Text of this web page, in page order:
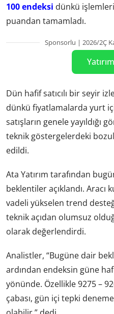
100 endeksi dünkü
puandan tamamladı.
Sponsorlu | 2026/2Ç
Dün hafif satıcılı bir seyir
dünkü fiyatlamalarda yurt
satışların genele yayıldığı
teknik göstergelerdeki
edildi.
Ata Yatırım tarafından
beklentiler açıklandı.
vadeli yükselen trend
teknik açıdan olumsuz
olarak değerlendirdi.
Analistler, “Bugüne dair
ardından endeksin güne
yönünde. Özellikle 9275 –
çabası, gün içi tepki